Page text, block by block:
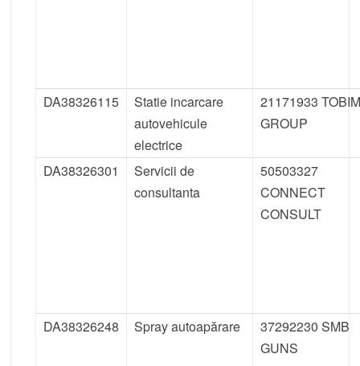
DA38326115
Statie incarcare
autovehicule
electrice
21171933
GROUP
DA38326301
Servicii de
consultanta
50503327
CONNECT
CONSULT
DA38326248 Spray autoapărare
37292230 SMB
GUNS